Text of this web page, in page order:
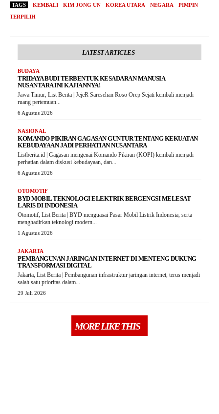
TAGS KEMBALI KIM JONG UN KOREA UTARA NEGARA
PIMPIN
TERPILIH
LATEST ARTICLES
BUDAYA
TRIDAYA BUDI TERBENTUK KESADARAN MANUSIA
NUSANTARA INI KAJIANNYA!
Jawa Timur, List Berita | JejeR Saresehan Roso Orep Sejati kembali menjadi
ruang pertemuan...
6 Agustus 2026
NASIONAL
KOMANDO PIKIRAN GAGASAN GUNTUR TENTANG KEKUATAN
KEBUDAYAAN JADI PERHATIAN NUSANTARA
Listberita.id | Gagasan mengenai Komando Pikiran (KOPI) kembali menjadi
perhatian dalam diskusi kebudayaan, dan...
6 Agustus 2026
OTOMOTIF
BYD MOBIL TEKNOLOGI ELEKTRIK BERGENGSI MELESAT
LARIS DI INDONESIA
Otomotif, List Berita | BYD menguasai Pasar Mobil Listrik Indonesia, serta
menghadirkan teknologi modern...
1 Agustus 2026
JAKARTA
PEMBANGUNAN JARINGAN INTERNET DI MENTENG DUKUNG
TRANSFORMASI DIGITAL
Jakarta, List Berita | Pembangunan infrastruktur jaringan internet, terus menjadi
salah satu prioritas dalam...
29 Juli 2026
MORE LIKE THIS